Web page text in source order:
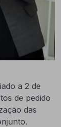
a 2 de
de pedido
das